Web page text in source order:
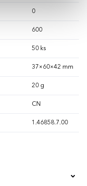
0
600
50 ks
37×60×42 mm
20 g
CN
1.46858.7.00